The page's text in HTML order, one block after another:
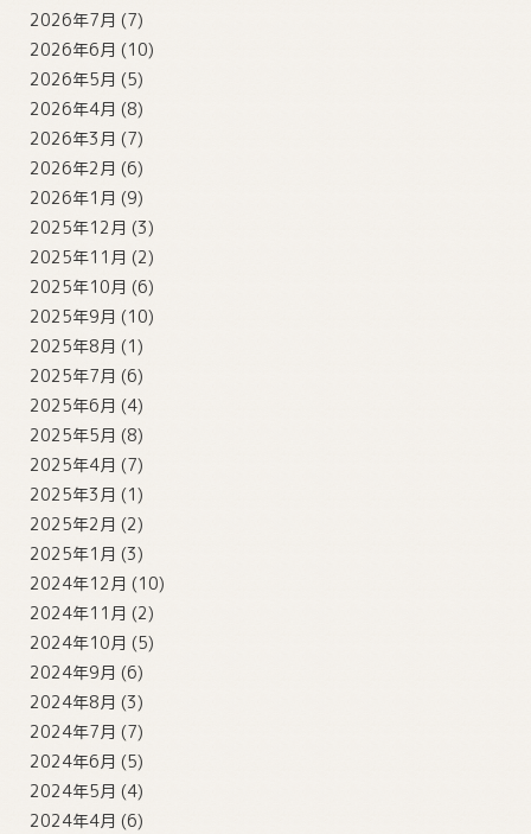
2026年7月 (7)
2026年6月 (10)
2026年5月 (5)
2026年4月 (8)
2026年3月 (7)
2026年2月 (6)
2026年1月 (9)
2025年12月 (3)
2025年11月 (2)
2025年10月 (6)
2025年9月 (10)
2025年8月 (1)
2025年7月 (6)
2025年6月 (4)
2025年5月 (8)
2025年4月 (7)
2025年3月 (1)
2025年2月 (2)
2025年1月 (3)
2024年12月 (10)
2024年11月 (2)
2024年10月 (5)
2024年9月 (6)
2024年8月 (3)
2024年7月 (7)
2024年6月 (5)
2024年5月 (4)
2024年4月 (6)